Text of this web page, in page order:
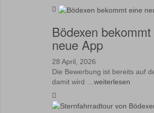
Bödexen
neue App
28 April, 2026
Die Bewerbung ist bereits auf
damit wird …weiterlesen